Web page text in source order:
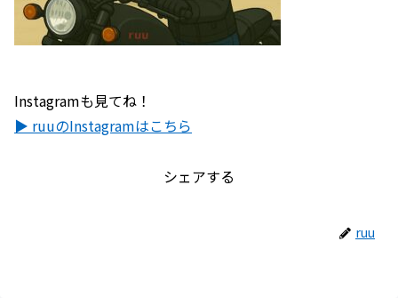
Instagramも見てね！
▶ ruuのInstagramはこちら
シェアする
ruu